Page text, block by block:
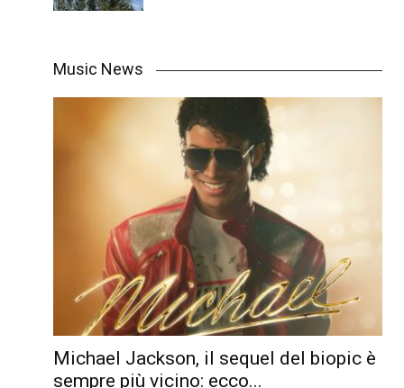
Music News
Michael Jackson, il sequel del biopic è
sempre più vicino: ecco...